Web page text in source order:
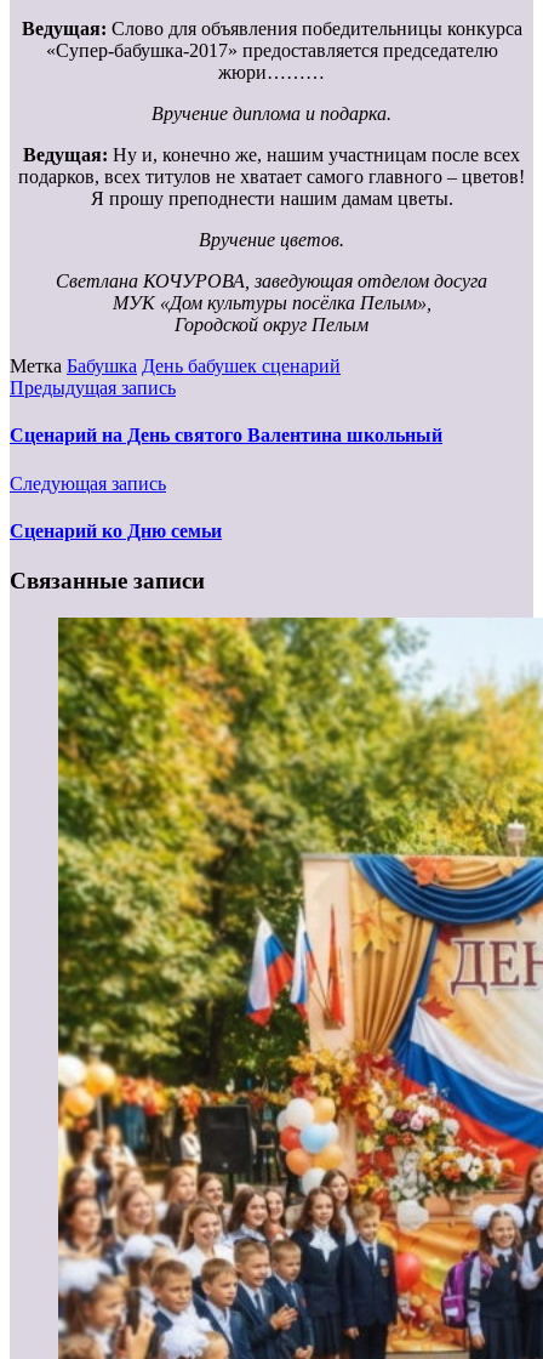
Ведущая: Слово для объявления победительницы конкурса
«Супер-бабушка-2017» предоставляется председателю
жюри………
Вручение диплома и подарка.
Ведущая: Ну и, конечно же, нашим участницам после всех
подарков, всех титулов не хватает самого главного – цветов!
Я прошу преподнести нашим дамам цветы.
Вручение цветов.
Светлана КОЧУРОВА, заведующая отделом досуга
МУК «Дом культуры посёлка Пелым»,
Городской округ Пелым
Метка Бабушка День бабушек сценарий
Предыдущая запись
Сценарий на День святого Валентина школьный
Следующая запись
Сценарий ко Дню семьи
Связанные записи